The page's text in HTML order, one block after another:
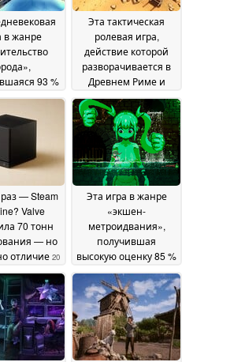
в жанре
93 %
продается в
скидкой 50
June 2026
Эта тактическая
ролевая игра,
действие которой
разворачивается в
Древнем Риме и
которая получила 87
% положительных
отзывов, продается в
Steam со скидкой 80
%20 June 2026
— Steam
Valve
70 тонн
— но
отличие 20
2026
Эта игра в жанре
«экшен-
метроидвания»,
получившая
высокую оценку 85 %
игроков, сейчас
продается в Steam со
скидкой 70 %18 June
2026